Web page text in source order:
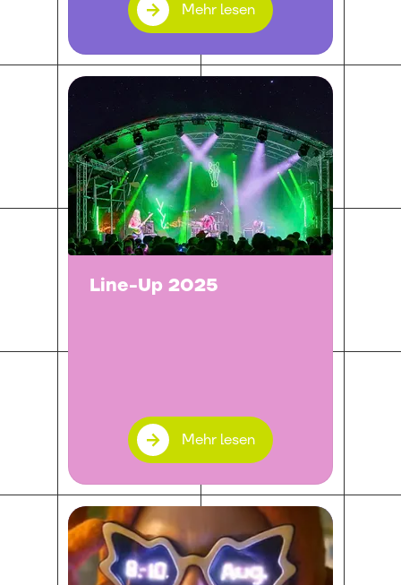
Mehr lesen
Line-Up 2025
Mehr lesen